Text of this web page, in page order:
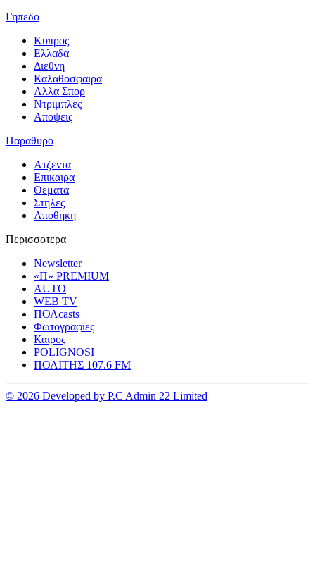
Γηπεδο
Κυπρος
Ελλαδα
Διεθνη
Καλαθοσφαιρα
Αλλα Σπορ
Ντριμπλες
Αποψεις
Παραθυρο
Ατζεντα
Επικαιρα
Θεματα
Στηλες
Αποθηκη
Περισσοτερα
Newsletter
«Π» PREMIUM
AUTO
WEB TV
ΠΟΛcasts
Φωτογραφιες
Καιρος
POLIGNOSI
ΠΟΛΙΤΗΣ 107.6 FM
© 2026 Developed by P.C Admin 22 Limited